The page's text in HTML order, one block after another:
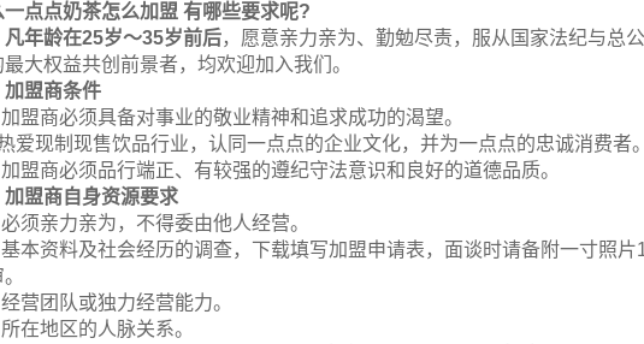
一点点奶茶怎么加盟 有哪些要求呢?
凡年龄在25岁～35岁前后，愿意亲力亲为、勤勉尽责，服从国家法纪与总
最大权益共创前景者，均欢迎加入我们。
加盟商条件
盟商必须具备对事业的敬业精神和追求成功的渴望。
爱现制现售饮品行业，认同一点点的企业文化，并为一点点的忠诚消费者。
盟商必须品行端正、有较强的遵纪守法意识和良好的道德品质。
加盟商自身资源要求
须亲力亲为，不得委由他人经营。
本资料及社会经历的调查，下载填写加盟申请表，面谈时请备附一寸照
营团队或独力经营能力。
在地区的人脉关系。